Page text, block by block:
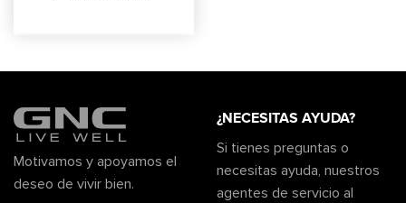
Motivamos y apoyamos el
deseo de vivir bien.
¿NECESITAS AYUDA?
Si tienes preguntas o
necesitas ayuda, nuestros
agentes de servicio al